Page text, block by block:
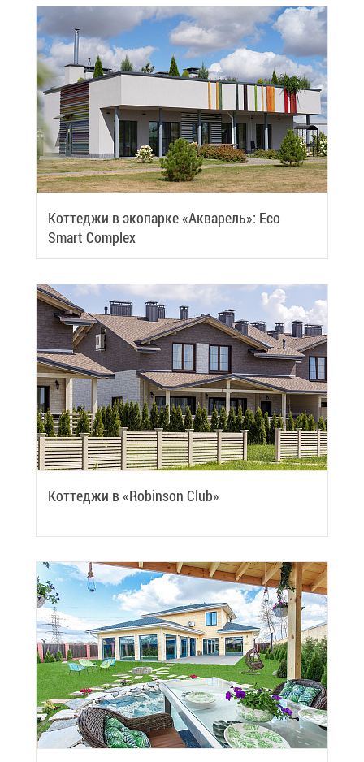
Кот­те­джи в эко­пар­ке «Ак­ва­рель»: Eco
Smart Complex
Кот­те­джи в «Robinson Club»